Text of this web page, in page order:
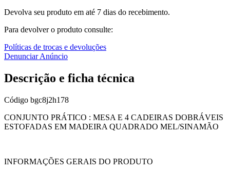
Devolva seu produto em até 7 dias do recebimento.
Para devolver o produto consulte:
Políticas de trocas e devoluções
Denunciar Anúncio
Descrição e ficha técnica
Código bgc8j2h178
CONJUNTO PRÁTICO : MESA E 4 CADEIRAS DOBRÁVEIS
ESTOFADAS EM MADEIRA QUADRADO MEL/SINAMÃO
INFORMAÇÕES GERAIS DO PRODUTO